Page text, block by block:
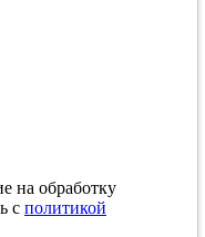
на обработку
с политикой